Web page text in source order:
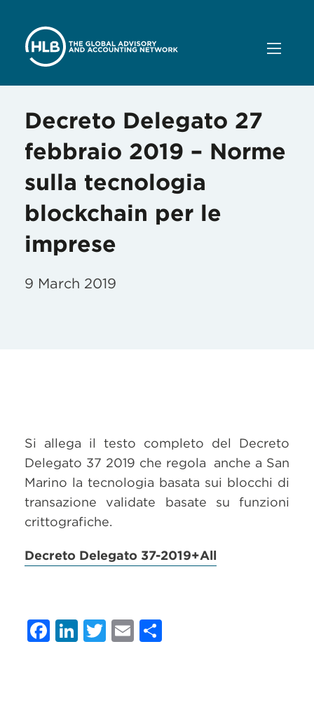
Decreto Delegato 27
febbraio 2019 – Norme
sulla tecnologia
blockchain per le
imprese
9 March 2019
Si allega il testo completo del Decreto
Delegato 37 2019 che regola anche a San
Marino la tecnologia basata sui blocchi di
transazione validate basate su funzioni
crittografiche.
Decreto Delegato 37-2019+All
Facebook
LinkedIn
Twitter
Email